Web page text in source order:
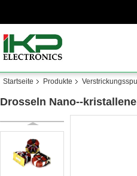
Startseite Produkte
Drosseln Nano--